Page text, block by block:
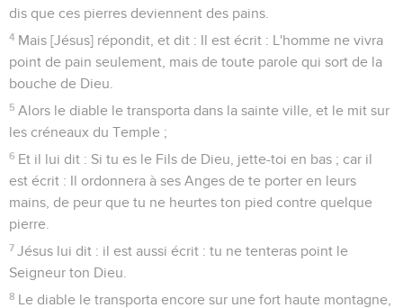
dis que ces pierres deviennent des pains.
4 Mais [Jésus] répondit, et dit : Il est écrit : L'homme ne vivra
point de pain seulement, mais de toute parole qui sort de la
bouche de Dieu.
5 Alors le diable le transporta dans la sainte ville, et le mit sur
les créneaux du Temple ;
6 Et il lui dit : Si tu es le Fils de Dieu, jette-toi en bas ; car il
est écrit : Il ordonnera à ses Anges de te porter en leurs
mains, de peur que tu ne heurtes ton pied contre quelque
pierre.
7 Jésus lui dit : il est aussi écrit : tu ne tenteras point le
Seigneur ton Dieu.
8 Le diable le transporta encore sur une fort haute montagne,